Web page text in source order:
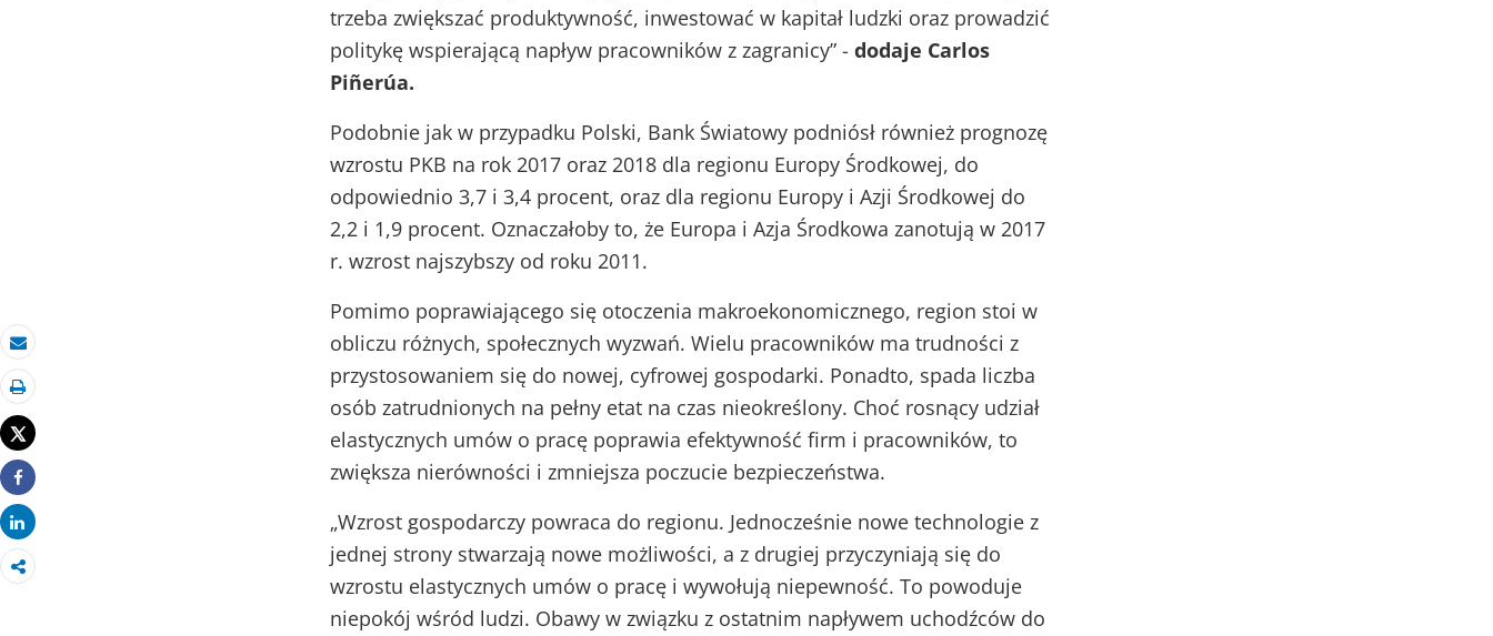
E-mail
Drukuj
Tweet
Share
Share
trzeba zwiększać produktywność, inwestować w kapitał ludzki oraz prowadzić
politykę wspierającą napływ pracowników z zagranicy” - dodaje Carlos
Piñerúa.
Podobnie jak w przypadku Polski, Bank Światowy podniósł również prognozę
wzrostu PKB na rok 2017 oraz 2018 dla regionu Europy Środkowej, do
odpowiednio 3,7 i 3,4 procent, oraz dla regionu Europy i Azji Środkowej do
2,2 i 1,9 procent. Oznaczałoby to, że Europa i Azja Środkowa zanotują w 2017
r. wzrost najszybszy od roku 2011.
Pomimo poprawiającego się otoczenia makroekonomicznego, region stoi w
obliczu różnych, społecznych wyzwań. Wielu pracowników ma trudności z
przystosowaniem się do nowej, cyfrowej gospodarki. Ponadto, spada liczba
osób zatrudnionych na pełny etat na czas nieokreślony. Choć rosnący udział
elastycznych umów o pracę poprawia efektywność firm i pracowników, to
zwiększa nierówności i zmniejsza poczucie bezpieczeństwa.
„Wzrost gospodarczy powraca do regionu. Jednocześnie nowe technologie z
jednej strony stwarzają nowe możliwości, a z drugiej przyczyniają się do
wzrostu elastycznych umów o pracę i wywołują niepewność. To powoduje
niepokój wśród ludzi. Obawy w związku z ostatnim napływem uchodźców do